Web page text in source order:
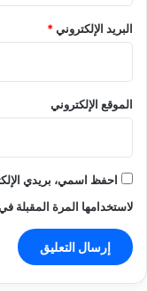
البريد الإلكتروني*
الموقع الإلكتروني
احفظ اسمي، بريدي
لاستخدامها المرة المقبلة